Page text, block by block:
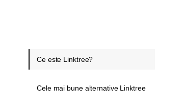
Ce este Linktree?
Cele mai bune alternative Linktree